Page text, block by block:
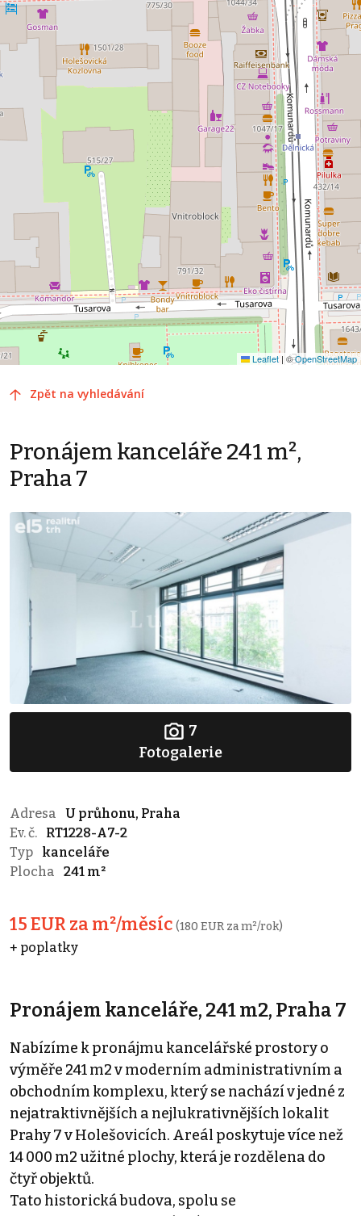
Leaflet | ©OpenStreetMap
Zpět na vyhledávání
Pronájem kanceláře 241 m²,
Praha 7
7
Fotogalerie
Adresa
U průhonu, Praha
Ev. č.
RT1228-A7-2
Typ
kanceláře
Plocha
241 m²
15 EUR za m²/měsíc (180 EUR za m²/rok)
+ poplatky
Pronájem kanceláře, 241 m2, Praha 7
Nabízíme k pronájmu kancelářské prostory o
výměře 241 m2 v moderním administrativním a
obchodním komplexu, který se nachází v jedné z
nejatraktivnějších a nejlukrativnějších lokalit
Prahy 7 v Holešovicích. Areál poskytuje více než
14 000 m2 užitné plochy, která je rozdělena do
čtyř objektů.
Tato historická budova, spolu se